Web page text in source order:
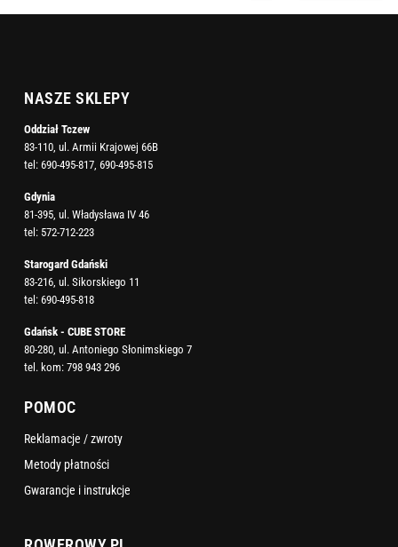
NASZE SKLEPY
Oddział Tczew
83-110, ul. Armii Krajowej 66B
tel: 690-495-817, 690-495-815
Gdynia
81-395, ul. Władysława IV 46
tel: 572-712-223
Starogard Gdański
83-216, ul. Sikorskiego 11
tel: 690-495-818
Gdańsk - CUBE STORE
80-280, ul. Antoniego Słonimskiego 7
tel. kom: 798 943 296
POMOC
Reklamacje / zwroty
Metody płatności
Gwarancje i instrukcje